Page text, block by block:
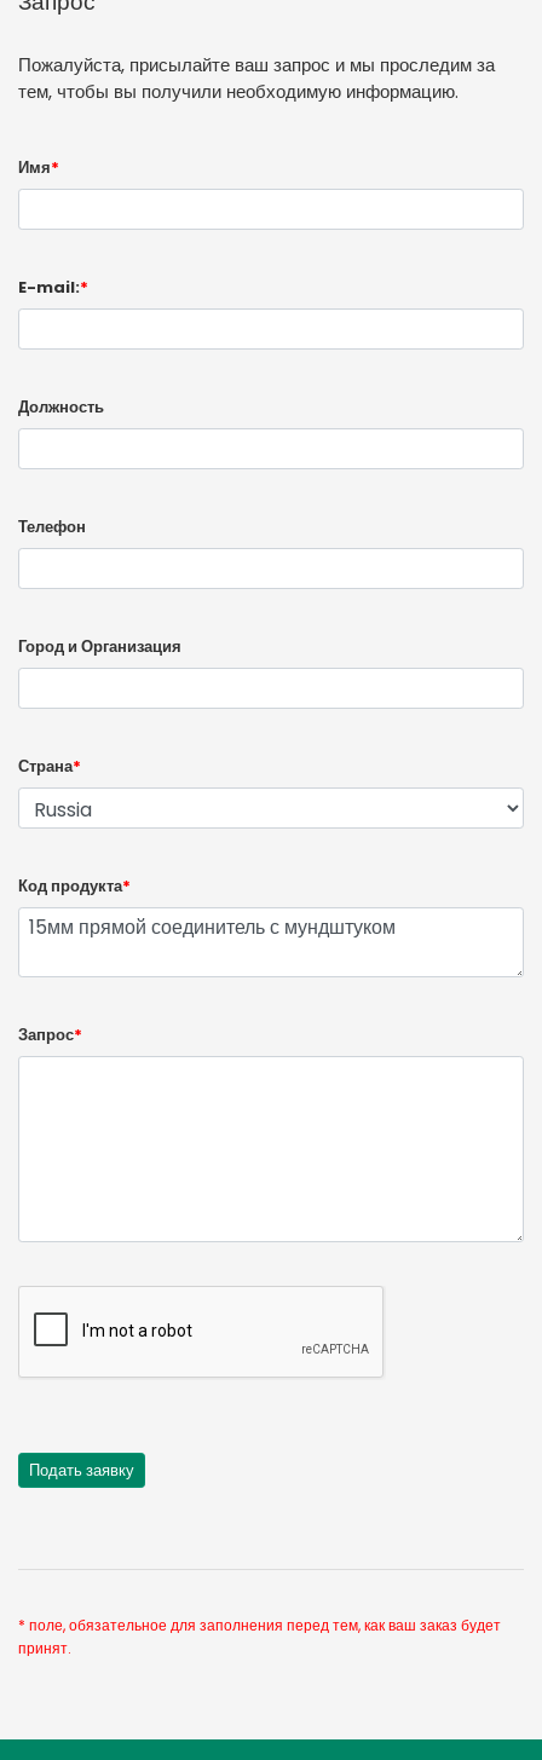
Пожалуйста, присылайте ваш запрос и мы проследим за
тем, чтобы вы получили необходимую информацию.
Имя*
E-mail:*
Должность
Телефон
Город и Организация
Страна*
Код продукта*
Запрос*
* поле, обязательное для заполнения перед тем, как ваш заказ будет
принят.